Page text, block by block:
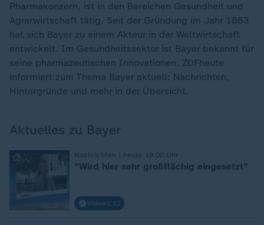
Pharmakonzern, ist in den Bereichen Gesundheit und
Agrarwirtschaft tätig. Seit der Gründung im Jahr 1863
hat sich Bayer zu einem Akteur in der Weltwirtschaft
entwickelt. Im Gesundheitssektor ist Bayer bekannt für
seine pharmazeutischen Innovationen. ZDFheute
informiert zum Thema Bayer aktuell: Nachrichten,
Hintergründe und mehr in der Übersicht.
Aktuelles zu Bayer
Nachrichten | heute 19:00 Uhr
: "Wird hier sehr großflächig eingesetzt"
Video 1:12